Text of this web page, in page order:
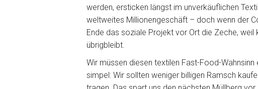
werden, ersticken längst im unverkäuflichen
weltweites Millionengeschäft – doch wenn der
Ende das soziale Projekt vor Ort die Zeche,
übrigbleibt.
Wir müssen diesen textilen Fast-Food-
simpel: Wir sollten weniger billigen Ramsch